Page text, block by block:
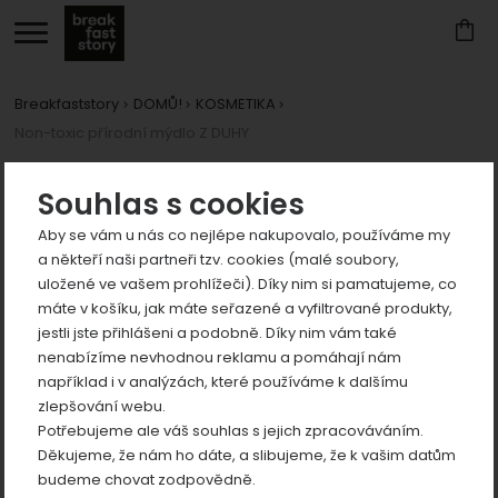
Souhlas s cookies
Aby se vám u nás co nejlépe nakupovalo, používáme my
a někteří naši partneři tzv. cookies (malé soubory,
uložené ve vašem prohlížeči). Díky nim si pamatujeme, co
máte v košíku, jak máte seřazené a vyfiltrované produkty,
jestli jste přihlášeni a podobně. Díky nim vám také
nenabízíme nevhodnou reklamu a pomáhají nám
například i v analýzách, které používáme k dalšímu
zlepšování webu.
Potřebujeme ale váš souhlas s jejich zpracováváním.
Děkujeme, že nám ho dáte, a slibujeme, že k vašim datům
budeme chovat zodpovědně.
Breakfaststory DOMŮ!
KOSMETIKA
Fotografie
předchozí
Zobrazit
Zobrazit
Zobrazit